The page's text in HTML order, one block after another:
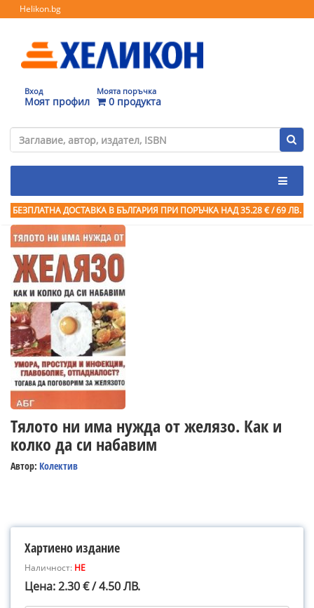
Helikon.bg
Вход
Моят профил
Моята поръчка
0 продукта
БЕЗПЛАТНА ДОСТАВКА В БЪЛГАРИЯ ПРИ ПОРЪЧКА НАД 35.28 € / 69 ЛВ.
Тялото ни има нужда от желязо. Как и
колко да си набавим
Автор: Колектив
Хартиено издание
Наличност: НЕ
Цена: 2.30 € / 4.50 ЛВ.